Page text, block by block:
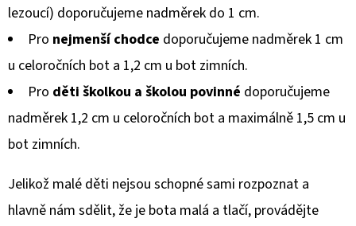
lezoucí) doporučujeme nadměrek do 1 cm.
Pro nejmenší chodce doporučujeme nadměrek 1 cm
u celoročních bot a 1,2 cm u bot zimních.
Pro děti školkou a školou povinné doporučujeme
nadměrek 1,2 cm u celoročních bot a maximálně 1,5 cm u
bot zimních.
Jelikož malé děti nejsou schopné sami rozpoznat a
hlavně nám sdělit, že je bota malá a tlačí, provádějte